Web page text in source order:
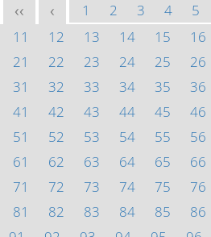
<< < 1 2 3 4 5
11
12 13 14 15 16
21
22 23 24 25 26
31
32 33 34 35 36
41
42 43 44 45 46
51
52 53 54 55 56
61
62 63 64 65 66
71
72 73 74 75 76
81
82 83 84 85 86